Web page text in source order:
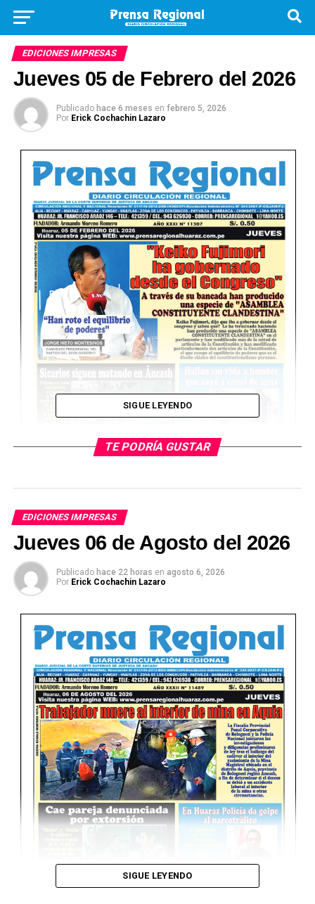
EDICIONES IMPRESAS
Jueves 05 de Febrero del 2026
Publicado hace 6 meses en febrero 5, 2026
Por Erick Cochachin Lazaro
UP NEXT
Viernes 06 de Febrero del 2026
NO TE PIERDAS
Miércoles 04 de Febrero del 2026
SIGUE LEYENDO
TE PODRÍA GUSTAR
EDICIONES IMPRESAS
Jueves 06 de Agosto del 2026
Publicado hace 22 horas en agosto 6, 2026
Por Erick Cochachin Lazaro
SIGUE LEYENDO